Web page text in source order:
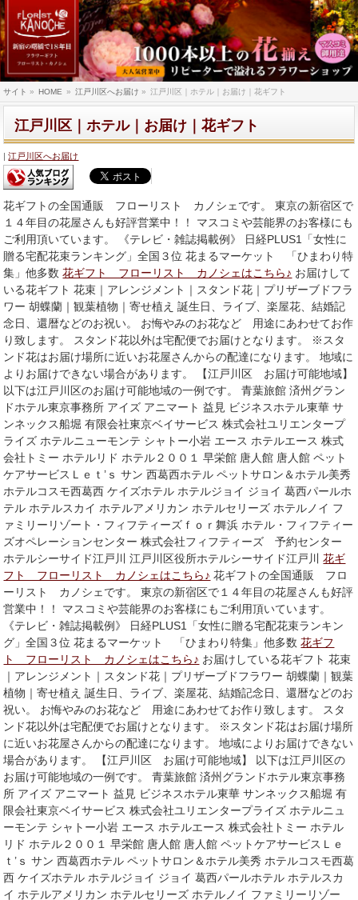
サイト » HOME » 江戸川区へお届け » 江戸川区｜ホテル｜お届け｜花ギフト
江戸川区｜ホテル｜お届け｜花ギフト
江戸川区へお届け
花ギフトの全国通販 フローリスト カノシェです。 東京の新宿区で
１４年目の花屋さんも好評営業中！！ マスコミや芸能界のお客様にも
ご利用頂いています。 《テレビ・雑誌掲載例》 日経PLUS1「女性に
贈る宅配花束ランキング」全国３位 花まるマーケット 「ひまわり特
集」他多数花ギフト フローリスト カノシェはこちら♪ お届けして
いる花ギフト 花束｜アレンジメント｜スタンド花｜プリザーブドフラ
ワー 胡蝶蘭｜観葉植物｜寄せ植え 誕生日、ライブ、楽屋花、結婚記
念日、還暦などのお祝い。 お悔やみのお花など 用途にあわせてお作
り致します。 スタンド花以外は宅配便でお届けとなります。 ※スタ
ンド花はお届け場所に近いお花屋さんからの配達になります。 地域に
よりお届けできない場合があります。 【江戸川区 お届け可能地域】
以下は江戸川区のお届け可能地域の一例です。 青葉旅館 済州グラン
ドホテル東京事務所 アイズ アニマート 益見 ビジネスホテル東華 サ
ンネックス船堀 有限会社東京ベイサービス 株式会社ユリエンタープ
ライズ ホテルニューモンテ シャトー小岩 エース ホテルエース 株式
会社トミー ホテルリド ホテル２００１ 早栄館 唐人館 唐人館 ペット
ケアサービスＬｅｔ’ｓ サン 西葛西ホテル ペットサロン＆ホテル美秀
ホテルコスモ西葛西 ケイズホテル ホテルジョイ ジョイ 葛西パールホ
テル ホテルスカイ ホテルアメリカン ホテルセリーズ ホテルノイ フ
ァミリーリゾート・フィフティーズｆｏｒ舞浜 ホテル・フィフティー
ズオペレーションセンター 株式会社フィフティーズ 予約センター
ホテルシーサイド江戸川 江戸川区役所ホテルシーサイド江戸川花ギ
フト フローリスト カノシェはこちら♪ 花ギフトの全国通販 フロ
ーリスト カノシェです。 東京の新宿区で１４年目の花屋さんも好評
営業中！！ マスコミや芸能界のお客様にもご利用頂いています。
《テレビ・雑誌掲載例》 日経PLUS1「女性に贈る宅配花束ランキン
グ」全国３位 花まるマーケット 「ひまわり特集」他多数花ギフ
ト フローリスト カノシェはこちら♪ お届けしている花ギフト 花束
｜アレンジメント｜スタンド花｜プリザーブドフラワー 胡蝶蘭｜観葉
植物｜寄せ植え 誕生日、ライブ、楽屋花、結婚記念日、還暦などのお
祝い。 お悔やみのお花など 用途にあわせてお作り致します。 スタ
ンド花以外は宅配便でお届けとなります。 ※スタンド花はお届け場所
に近いお花屋さんからの配達になります。 地域によりお届けできない
場合があります。 【江戸川区 お届け可能地域】 以下は江戸川区の
お届け可能地域の一例です。 青葉旅館 済州グランドホテル東京事務
所 アイズ アニマート 益見 ビジネスホテル東華 サンネックス船堀 有
限会社東京ベイサービス 株式会社ユリエンタープライズ ホテルニュ
ーモンテ シャトー小岩 エース ホテルエース 株式会社トミー ホテル
リド ホテル２００１ 早栄館 唐人館 唐人館 ペットケアサービスＬｅ
ｔ’ｓ サン 西葛西ホテル ペットサロン＆ホテル美秀 ホテルコスモ西葛
西 ケイズホテル ホテルジョイ ジョイ 葛西パールホテル ホテルスカ
イ ホテルアメリカン ホテルセリーズ ホテルノイ ファミリーリゾー